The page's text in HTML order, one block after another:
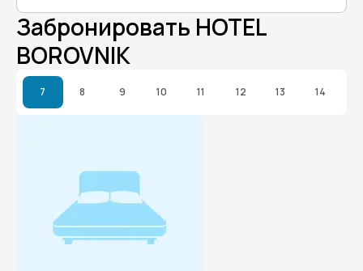
Забронировать HOTEL
BOROVNIK
7 8 9 10 11 12 13 14